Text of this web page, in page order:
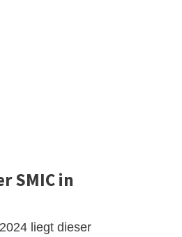
SMIC in
liegt dieser